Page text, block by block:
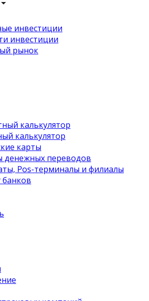
инвестиции
инвестиции
рынок
калькулятор
калькулятор
карты
денежных переводов
Pos-терминалы и филиалы
банков